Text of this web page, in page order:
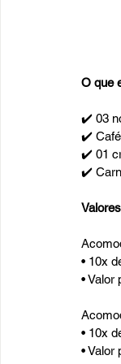
O que
✔️ 03
✔️ Café
✔️ 01
✔️
• 10x
• Valor
• 10x
• Valor